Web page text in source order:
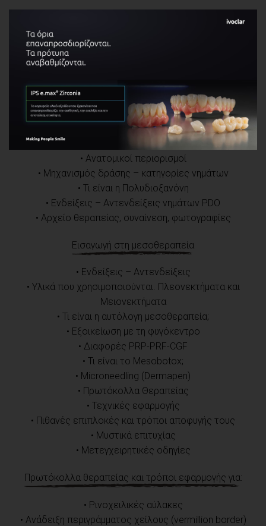
φυσιολογίας των δομών του σπλαγχνικού κρανίου
καθώς και των ενδείξεων, των αντενδείξεων και
των μυστικών της σωστής τοποθέτησης των υλικών
αποτέλεσμα στον ασθενή, με γνώμονα πάντα την
ασφάλεια.
Εισαγωγή στην κατευθυνόμενη κολλαγονογένεση
• Ανατομικοί περιορισμοί
• Μηχανισμός δράσης – κατηγορίες νημάτων
• Τι είναι η Πολυδιοξανόνη
• Ενδείξεις – Αντενδείξεις νημάτων PDO
• Αρχείο θεραπείας, συναίνεση, φωτογραφίες
Εισαγωγή στη μεσοθεραπεία
• Ενδείξεις – Αντενδείξεις
• Υλικά που χρησιμοποιούνται. Πλεονεκτήματα και
Μειονεκτήματα
• Τι είναι η αυτόλογη μεσοθεραπεία;
• Εξοικείωση με τη φυγόκεντρο
• Διαφορές PRP-PRF-CGF
• Τι είναι το Mesobotox;
• Microneedling (Dermapen)
• Πρωτόκολλα Θεραπείας
• Τεχνικές εφαρμογής
• Πιθανές επιπλοκές και τρόποι αποφυγής τους
• Μυστικά επιτυχίας
• Μετεγχειρητικές οδηγίες
Πρωτόκολλα θεραπείας και τρόποι εφαρμογής για:
• Ρινοχειλικές αύλακες
• Ανάδειξη περιγράμματος χείλους (vermillion border)